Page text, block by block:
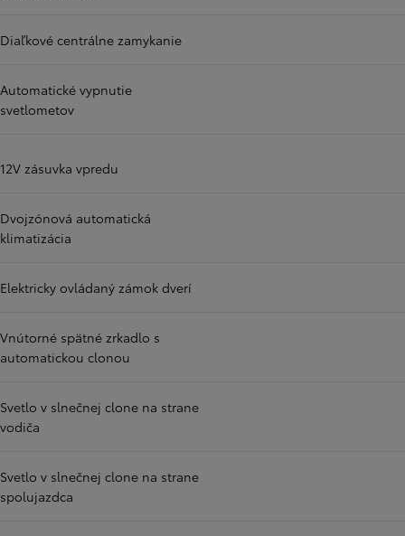
Diaľkové centrálne zamykanie
Automatické vypnutie
svetlometov
12V zásuvka vpredu
Dvojzónová automatická
klimatizácia
Elektricky ovládaný zámok dverí
Vnútorné spätné zrkadlo s
automatickou clonou
Svetlo v slnečnej clone na strane
vodiča
Svetlo v slnečnej clone na strane
spolujazdca